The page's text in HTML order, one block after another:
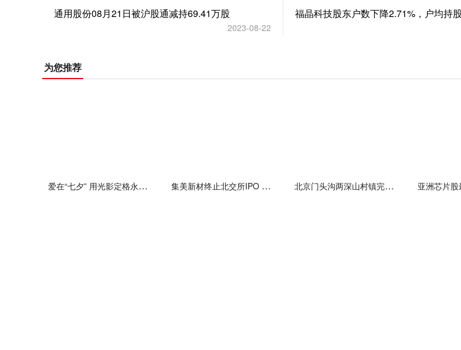
通用股份08月21日被沪股通减持69.41万股
2023-08-22
为您推荐
爱在“七夕” 用光影定格永恒的浪漫！ 集美新材终止北交所IPO 保荐机构为招商证券 北京门头沟两深山村镇完成清淤 灾后恢复重建加快推进